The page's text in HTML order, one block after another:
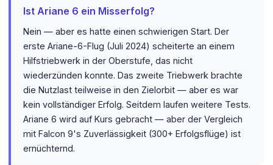
Ist Ariane 6 ein Misserfolg?
Nein — aber es hatte einen schwierigen Start. Der
erste Ariane-6-Flug (Juli 2024) scheiterte an einem
Hilfstriebwerk in der Oberstufe, das nicht
wiederzünden konnte. Das zweite Triebwerk brachte
die Nutzlast teilweise in den Zielorbit — aber es war
kein vollständiger Erfolg. Seitdem laufen weitere Tests.
Ariane 6 wird auf Kurs gebracht — aber der Vergleich
mit Falcon 9's Zuverlässigkeit (300+ Erfolgsflüge) ist
ernüchternd.